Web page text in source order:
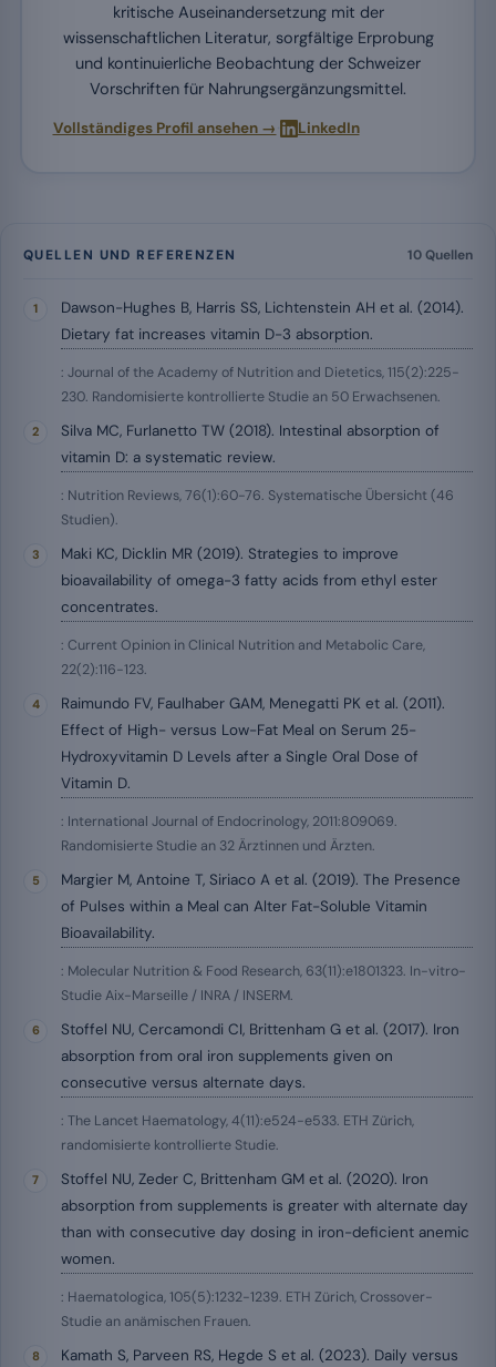
kritische Auseinandersetzung mit der
wissenschaftlichen Literatur, sorgfältige Erprobung
und kontinuierliche Beobachtung der Schweizer
Vorschriften für Nahrungsergänzungsmittel.
Vollständiges Profil ansehen → LinkedIn
QUELLEN UND REFERENZEN 10 Quellen
Dawson-Hughes B, Harris SS, Lichtenstein AH et al. (2014).
Dietary fat increases vitamin D-3 absorption.
: Journal of the Academy of Nutrition and Dietetics, 115(2):225-
230. Randomisierte kontrollierte Studie an 50 Erwachsenen.
Silva MC, Furlanetto TW (2018). Intestinal absorption of
vitamin D: a systematic review.
: Nutrition Reviews, 76(1):60-76. Systematische Übersicht (46
Studien).
Maki KC, Dicklin MR (2019). Strategies to improve
bioavailability of omega-3 fatty acids from ethyl ester
concentrates.
: Current Opinion in Clinical Nutrition and Metabolic Care,
22(2):116-123.
Raimundo FV, Faulhaber GAM, Menegatti PK et al. (2011).
Effect of High- versus Low-Fat Meal on Serum 25-
Hydroxyvitamin D Levels after a Single Oral Dose of
Vitamin D.
: International Journal of Endocrinology, 2011:809069.
Randomisierte Studie an 32 Ärztinnen und Ärzten.
Margier M, Antoine T, Siriaco A et al. (2019). The Presence
of Pulses within a Meal can Alter Fat-Soluble Vitamin
Bioavailability.
: Molecular Nutrition & Food Research, 63(11):e1801323. In-vitro-
Studie Aix-Marseille / INRA / INSERM.
Stoffel NU, Cercamondi CI, Brittenham G et al. (2017). Iron
absorption from oral iron supplements given on
consecutive versus alternate days.
: The Lancet Haematology, 4(11):e524-e533. ETH Zürich,
randomisierte kontrollierte Studie.
Stoffel NU, Zeder C, Brittenham GM et al. (2020). Iron
absorption from supplements is greater with alternate day
than with consecutive day dosing in iron-deficient anemic
women.
: Haematologica, 105(5):1232-1239. ETH Zürich, Crossover-
Studie an anämischen Frauen.
Kamath S, Parveen RS, Hegde S et al. (2023). Daily versus